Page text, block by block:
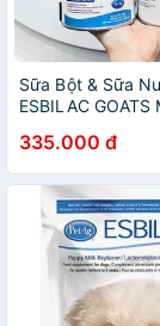
Sữa Bột & Sữa
ESBILAC GOATS
335.000 đ